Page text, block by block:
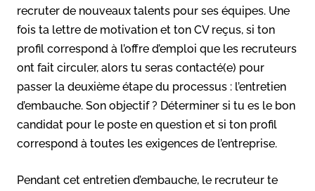
recruter de nouveaux talents pour ses équipes. Une
fois ta lettre de motivation et ton CV reçus, si ton
profil correspond à l’offre d’emploi que les recruteurs
ont fait circuler, alors tu seras contacté(e) pour
passer la deuxième étape du processus : l’entretien
d’embauche. Son objectif ? Déterminer si tu es le bon
candidat pour le poste en question et si ton profil
correspond à toutes les exigences de l’entreprise.
Pendant cet entretien d’embauche, le recruteur te